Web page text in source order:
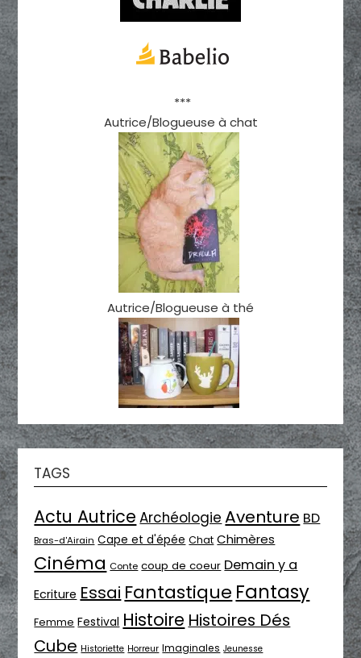
***
Autrice/Blogueuse à chat
Autrice/Blogueuse à thé
TAGS
Actu Autrice Archéologie Aventure BD
Bras-d'Airain Cape et d'épée Chat Chimères
Cinéma Conte coup de coeur Demain y a
Ecriture Essai Fantastique Fantasy
Femme Festival Histoire Histoires Dés
Cube Historiette Horreur Imaginales Jeunesse